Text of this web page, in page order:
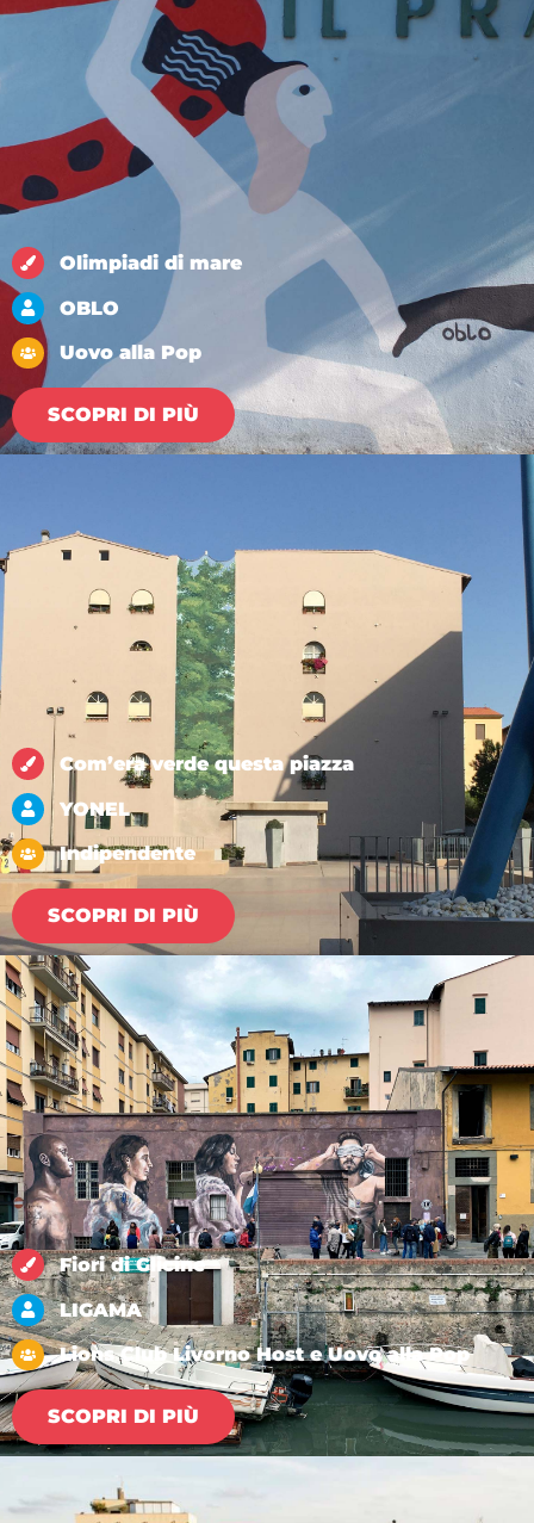
Olimpiadi di mare
OBLO
Uovo alla Pop
SCOPRI DI PIÙ
Com’era verde questa piazza
YONEL
Indipendente
SCOPRI DI PIÙ
Fiori di Glicine
LIGAMA
Lions Club Livorno Host e Uovo alla Pop
SCOPRI DI PIÙ